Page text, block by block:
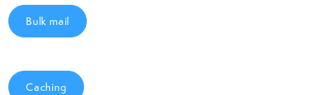
Bulk mail
Caching